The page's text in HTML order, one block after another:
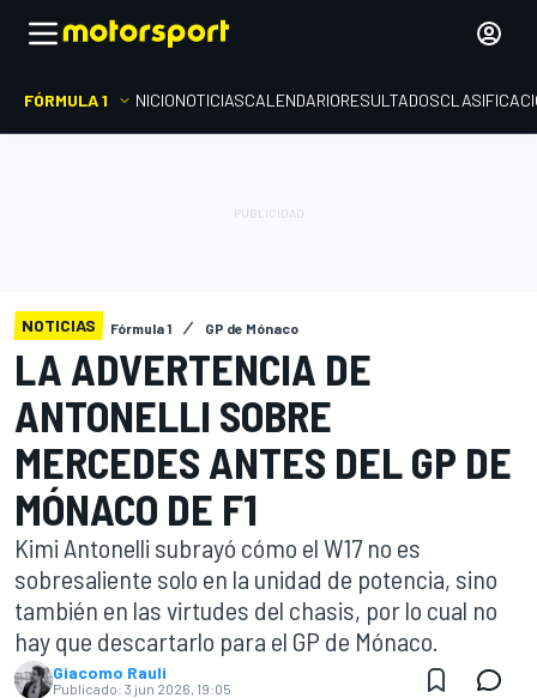
FÓRMULA 1 INICIONOTICIASCALENDARIORESULTADOS
NOTICIAS Fórmula 1 GP de Mónaco
LA ADVERTENCIA DE
ANTONELLI SOBRE
MERCEDES ANTES DEL GP DE
MÓNACO DE F1
Kimi Antonelli subrayó cómo el W17 no es
sobresaliente solo en la unidad de potencia, sino
también en las virtudes del chasis, por lo cual no
hay que descartarlo para el GP de Mónaco.
Giacomo Rauli
Publicado: 3 jun 2026, 19:05